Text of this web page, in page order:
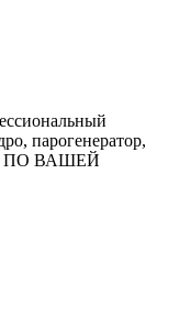
парогенератор,
ПО ВАШЕЙ